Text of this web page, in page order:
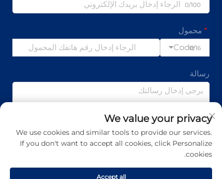
0/100
محمول
Code0/16
رسالة
0/1000
We value your privacy
We use cookies and similar tools to provide our services.
If you don't want to accept all cookies, click Personalize
cookies.
Accept all